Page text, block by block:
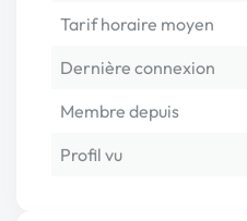
Tarif horaire moyen
Dernière connexion
Membre depuis
Profil vu